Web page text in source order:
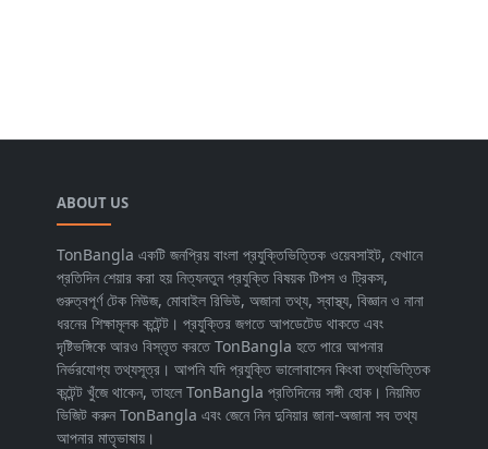
ABOUT US
TonBangla একটি জনপ্রিয় বাংলা প্রযুক্তিভিত্তিক ওয়েবসাইট, যেখানে
প্রতিদিন শেয়ার করা হয় নিত্যনতুন প্রযুক্তি বিষয়ক টিপস ও ট্রিকস,
গুরুত্বপূর্ণ টেক নিউজ, মোবাইল রিভিউ, অজানা তথ্য, স্বাস্থ্য, বিজ্ঞান ও নানা
ধরনের শিক্ষামূলক কন্টেন্ট। প্রযুক্তির জগতে আপডেটেড থাকতে এবং
দৃষ্টিভঙ্গিকে আরও বিস্তৃত করতে TonBangla হতে পারে আপনার
নির্ভরযোগ্য তথ্যসূত্র। আপনি যদি প্রযুক্তি ভালোবাসেন কিংবা তথ্যভিত্তিক
কন্টেন্ট খুঁজে থাকেন, তাহলে TonBangla প্রতিদিনের সঙ্গী হোক। নিয়মিত
ভিজিট করুন TonBangla এবং জেনে নিন দুনিয়ার জানা-অজানা সব তথ্য
আপনার মাতৃভাষায়।